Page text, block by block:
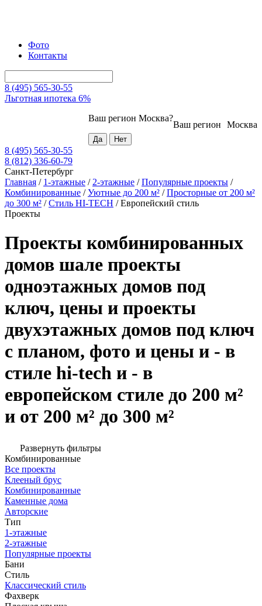
Фото
Контакты
8 (495) 565-30-55
Льготная ипотека 6%
Москва
Ваш регион
Ваш регион Москва?
8 (495) 565-30-55
8 (812) 336-60-79
Санкт-Петербург
Главная / 1-этажные / 2-этажные /Популярные проекты /
Комбинированные /Уютные до 200 м² /Просторные от 200 м²
до 300 м² /Стиль HI-TECH /Европейский стиль
Проекты
Проекты комбинированных
домов шале проекты
одноэтажных домов под
ключ, цены и проекты
двухэтажных домов под ключ
с планом, фото и цены и - в
стиле hi-tech и - в
европейском стиле до 200 м²
и от 200 м² до 300 м²
Развернуть фильтры
Комбинированные
Все проекты
Клееный брус
Комбинированные
Каменные дома
Авторские
Тип
1-этажные
2-этажные
Популярные проекты
Бани
Стиль
Классический стиль
Фахверк